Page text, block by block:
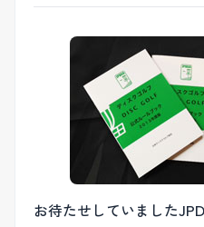
お待たせしていました